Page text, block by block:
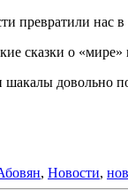
превратили
сказки о
довольно
, Новости,